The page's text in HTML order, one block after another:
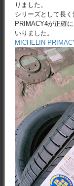
りました。
シリーズとして長
PRIMACY4が正確
いりました。
MICHELIN